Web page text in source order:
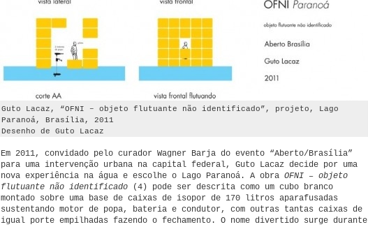
Guto Lacaz, “OFNI – objeto flutuante não identificado”, projeto, Lago
Paranoá, Brasília, 2011
Desenho de Guto Lacaz
Em 2011, convidado pelo curador Wagner Barja do evento “Aberto/Brasília”
para uma intervenção urbana na capital federal, Guto Lacaz decide por uma
nova experiência na água e escolhe o Lago Paranoá. A obra OFNI – objeto
flutuante não identificado
(4) pode ser descrita como um cubo branco
montado sobre uma base de caixas de isopor de 170 litros aparafusadas
sustentando motor de popa, bateria e condutor, com outras tantas caixas de
igual porte empilhadas fazendo o fechamento. O nome divertido surge durante